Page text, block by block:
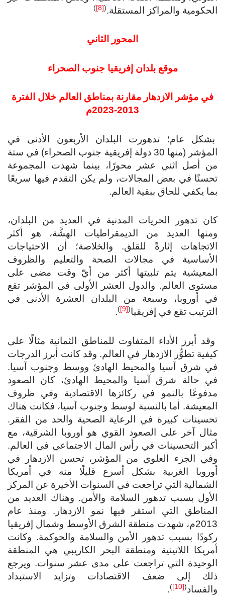
والمراكز المستقلة.(
[8]
)
المحور الثاني
موقع بلدان إفريقيا جنوب الصحراء
في مؤشر الازدهار مقارنة بمناطق العالم خلال الفترة
2013-2023م
عام؛ تدهورت البلدان الأربعون الأدنى في
المؤشر (منها 30 دولة إفريقية جنوب الصحراء) في ستة
أصل اثني عشر محورًا، بينما شهدت المجموعة
في بعض المجالات، ولم يكن التقدم فيها سريعًا
يكفي للحاق ببقية العالم.
تدهور الحريات المدنية في العديد من البلدان،
العديد من الديمقراطيات الهشَّة، هو أكثر
إثارةً للقلق. والخلاصة؛ أن الاحتياجات
في مجالات الصحة والتعليم والظروف
يتم تلبيتها أكثر من أيّ وقت مضى على
العالم. والدول العشر الأولى في المؤشر تقع
أوروبا، وسبعة من البلدان العشرة الأدنى في
تقع في إفريقيا [9]
)
.
أبرز الأداء المتفاوت للمناطق الثمانية مثالًا على
تطوُّر الازدهار في العالم. وقد كانت أبرز الدرجات
شرق آسيا والمحيط الهادئ ووسط وجنوب آسيا.
حالة شرق آسيا والمحيط الهادئ، كان الصعود
بالنمو في ركائزها الاقتصادية وفي ظروف
أما بالنسبة لوسط وجنوب آسيا، فكانت هناك
كبيرة في الرعاية الصحية والحد من الفقر.
آخر على الصعود القوي هو أوروبا الشرقية، مع
التحسينات في رأس المال الاجتماعي في العالم.
الجزء العلوي من المؤشر، تحسن الازدهار في
الغربية بشكل أسرع قليلًا منه في أمريكا
التي تراجعت في السنوات الأخيرة عن المركز
بسبب تدهور السلامة والأمن. وهناك العديد من
التي استقر فيها نمو الازدهار. ومنذ عام
2013م، شهدت منطقة الشرق الأوسط وشمال إفريقيا
بسبب تدهور الأمن والسلامة والحوكمة. وكانت
اللاتينية ومنطقة البحر الكاريبي هي المنطقة
التي تراجعت على مدى عشر سنوات. ويرجع
إلى ضعف الاقتصادات وتزايد الاستبداد
)
.